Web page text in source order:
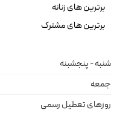
برترین های زنانه
برترین های مشترک
شنبه - پنجشبنه
جمعه
روزهای تعطیل رسمی